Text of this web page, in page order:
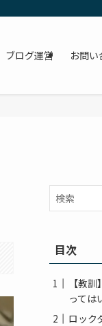
ブログ運営 お問
目次
【教
っては
ロック